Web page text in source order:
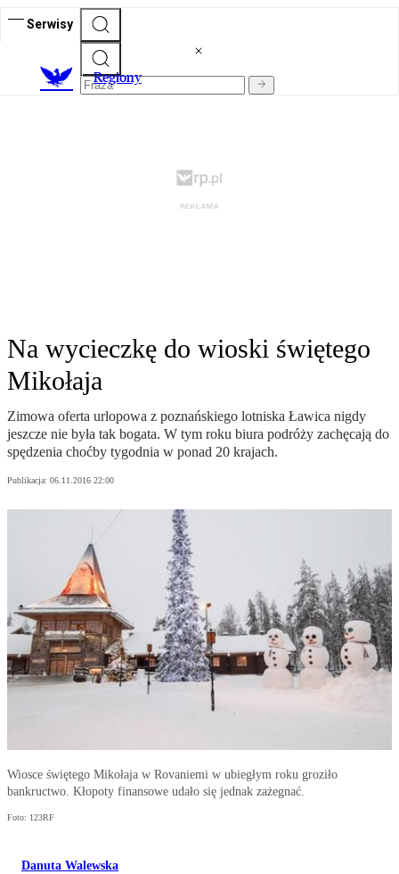
Serwisy
Regiony
Na wycieczkę do wioski świętego
Mikołaja
Zimowa oferta urlopowa z poznańskiego lotniska Ławica nigdy
jeszcze nie była tak bogata. W tym roku biura podróży zachęcają do
spędzenia choćby tygodnia w ponad 20 krajach.
Publikacja: 06.11.2016 22:00
Wiosce świętego Mikołaja w Rovaniemi w ubiegłym roku groziło
bankructwo. Kłopoty finansowe udało się jednak zażegnać.
Foto: 123RF
Danuta Walewska